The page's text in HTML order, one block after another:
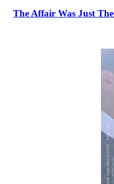
العلاقة كانت البداية فحسب The Affair Was Just The